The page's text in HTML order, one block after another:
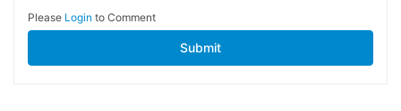
Please Login to Comment
Submit